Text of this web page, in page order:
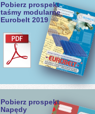
Pobierz prospekt
taśmy modularne
Eurobelt 2019
Pobierz prospekt
Napędy